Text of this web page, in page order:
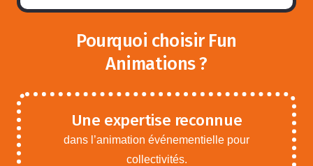
Pourquoi choisir Fun
Animations ?
Une expertise reconnue
dans l’animation événementielle pour
collectivités.